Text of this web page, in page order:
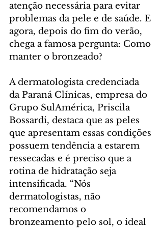
atenção necessária para evitar
problemas da pele e de saúde. E
agora, depois do fim do verão,
chega a famosa pergunta: Como
manter o bronzeado?
A dermatologista credenciada
da Paraná Clínicas, empresa do
Grupo SulAmérica, Priscila
Bossardi, destaca que as peles
que apresentam essas condições
possuem tendência a estarem
ressecadas e é preciso que a
rotina de hidratação seja
intensificada. “Nós
dermatologistas, não
recomendamos o
bronzeamento pelo sol, o ideal